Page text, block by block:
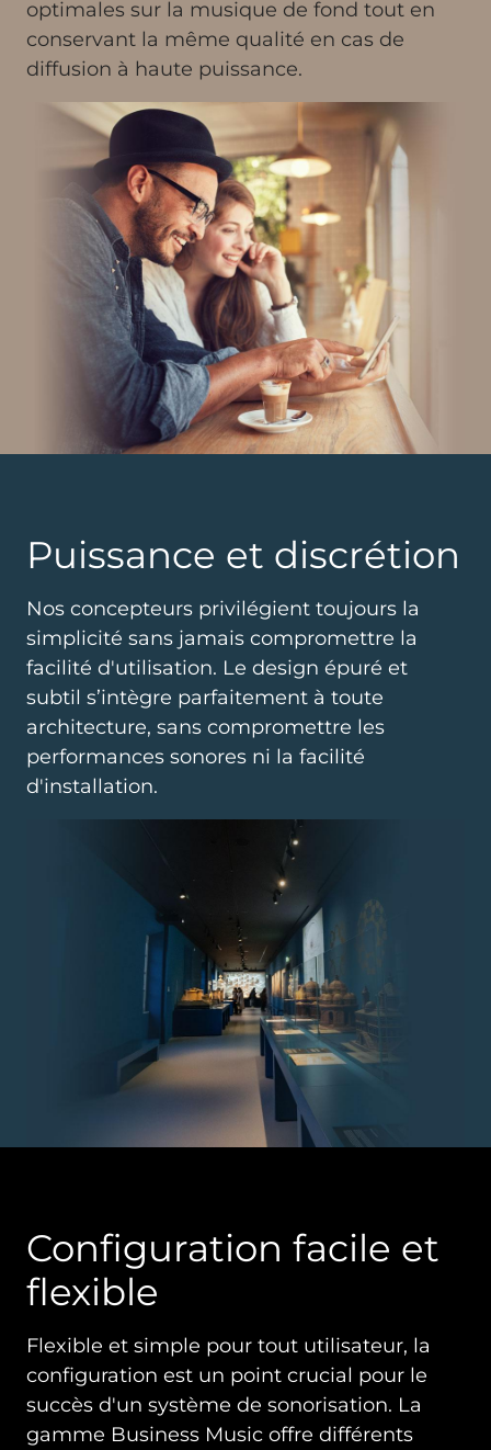
optimales sur la musique de fond tout en
conservant la même qualité en cas de
diffusion à haute puissance.
Puissance et discrétion
Nos concepteurs privilégient toujours la
simplicité sans jamais compromettre la
facilité d'utilisation. Le design épuré et
subtil s’intègre parfaitement à toute
architecture, sans compromettre les
performances sonores ni la facilité
d'installation.
Configuration facile et
flexible
Flexible et simple pour tout utilisateur, la
configuration est un point crucial pour le
succès d'un système de sonorisation. La
gamme Business Music offre différents